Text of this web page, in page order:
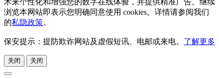
浏览本网站即表示您明确同意使用 cookies。详情请参阅我们
的私隐政策。
保安提示：提防欺诈网站及虚假短讯、电邮或来电。 了解更多
关闭 关闭